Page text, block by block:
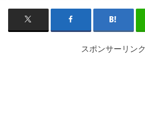
スポンサーリンク